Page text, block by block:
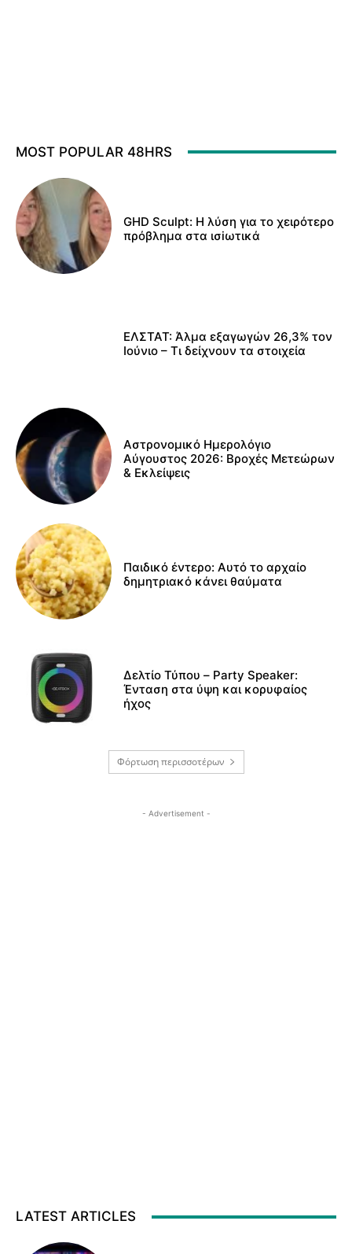
MOST POPULAR 48HRS
GHD Sculpt: Η λύση για το χειρότερο
πρόβλημα στα ισiωτικά
ΕΛΣΤΑΤ: Άλμα εξαγωγών 26,3% τον
Ιούνιο – Τι δείχνουν τα στοιχεία
Αστρονομικό Ημερολόγιο
Αύγουστος 2026: Βροχές Μετεώρων
& Εκλείψεις
Παιδικό έντερο: Αυτό το αρχαίο
δημητριακό κάνει θαύματα
Δελτίο Τύπου – Party Speaker:
Ένταση στα ύψη και κορυφαίος
ήχος
Φόρτωση περισσοτέρων
- Advertisement -
LATEST ARTICLES